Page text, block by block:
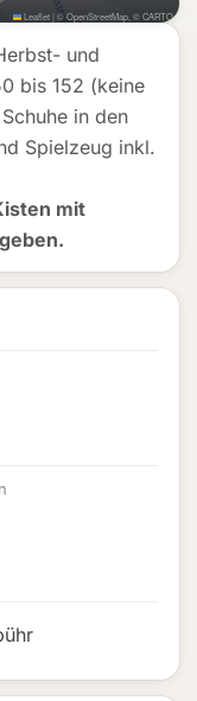
und
bis 152 (keine
in den
Spielzeug inkl.
mit
Leaflet| ©OpenStreetMap , ©CARTO